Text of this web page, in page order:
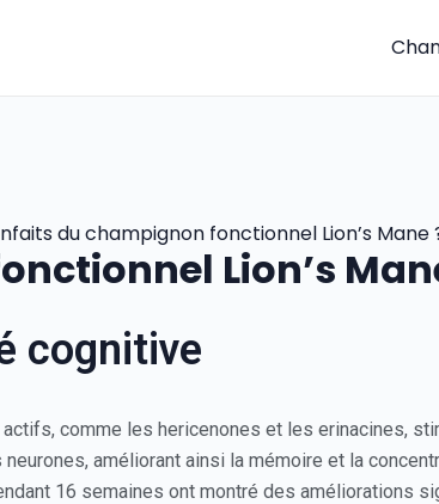
du champignon fonctionnel Lion’s Mane
Lion’s
cognitive
comme les hericenones et les erinacines,
améliorant ainsi la mémoire et la
16 semaines ont montré des améliorations